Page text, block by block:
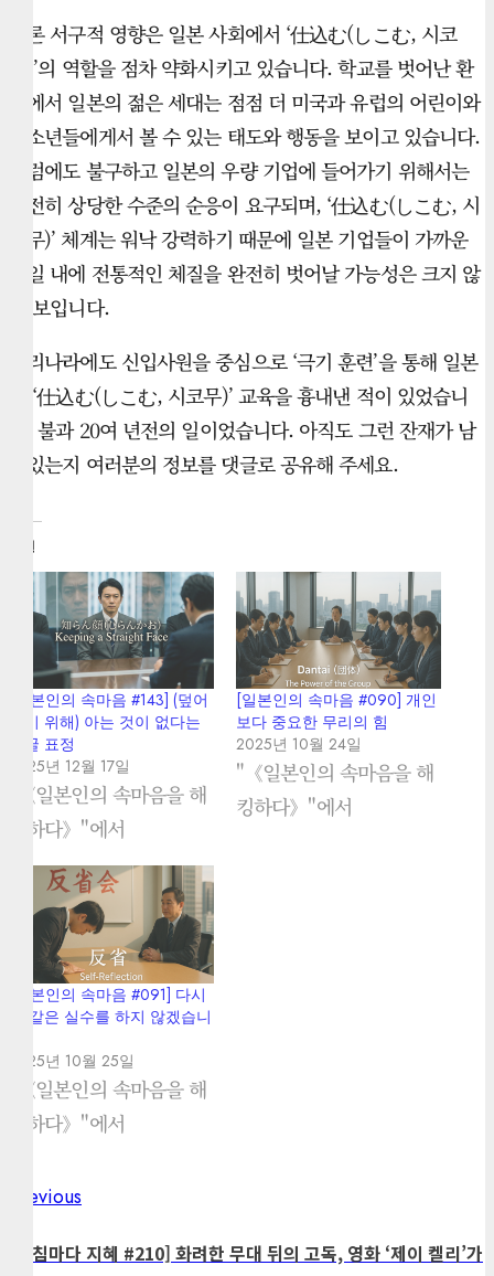
물론 서구적 영향은 일본 사회에서 ‘仕込む(しこむ, 시코
무)’의 역할을 점차 약화시키고 있습니다. 학교를 벗어난 환
경에서 일본의 젊은 세대는 점점 더 미국과 유럽의 어린이와
청소년들에게서 볼 수 있는 태도와 행동을 보이고 있습니다.
그럼에도 불구하고 일본의 우량 기업에 들어가기 위해서는
여전히 상당한 수준의 순응이 요구되며, ‘仕込む(しこむ, 시
코무)’ 체계는 워낙 강력하기 때문에 일본 기업들이 가까운
시일 내에 전통적인 체질을 완전히 벗어날 가능성은 크지 않
아 보입니다.
우리나라에도 신입사원을 중심으로 ‘극기 훈련’을 통해 일본
의 ‘仕込む(しこむ, 시코무)’ 교육을 흉내낸 적이 있었습니
다. 불과 20여 년전의 일이었습니다. 아직도 그런 잔재가 남
아있는지 여러분의 정보를 댓글로 공유해 주세요.
관련
[일본인의 속마음 #143] (덮어
두기 위해) 아는 것이 없다는
얼굴 표정
2025년 12월 17일
"《일본인의 속마음을 해
킹하다》"에서
[일본인의 속마음 #090] 개인
보다 중요한 무리의 힘
2025년 10월 24일
"《일본인의 속마음을 해
킹하다》"에서
[일본인의 속마음 #091] 다시
는 같은 실수를 하지 않겠습니
2025년 10월 25일
"《일본인의 속마음을 해
킹하다》"에서
Post
navigation
Previous
[아침마다 지혜 #210] 화려한 무대 뒤의 고독, 영화 ‘제이 켈리’가